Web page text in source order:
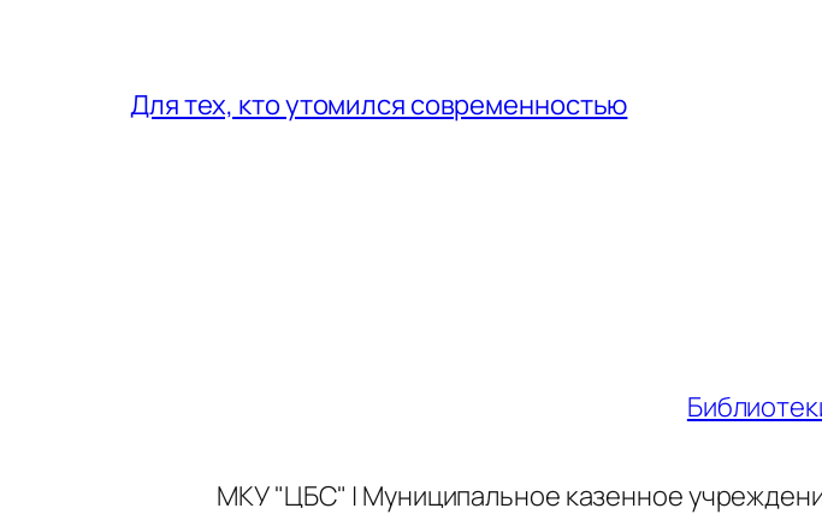
Для тех, кто утомился современностью
МКУ "ЦБС" | Муниципальное казенное